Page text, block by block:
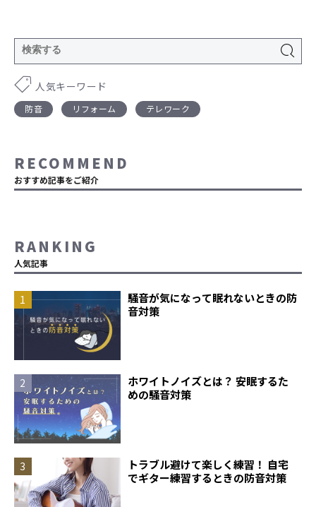
人気キーワード
防音 リフォーム テレワーク
RECOMMEND
おすすめ記事をご紹介
RANKING
人気記事
騒音が気になって眠れないときの防
音対策
ホワイトノイズとは？ 安眠するた
めの騒音対策
トラブル避けて楽しく練習！ 自宅
でギター練習するときの防音対策